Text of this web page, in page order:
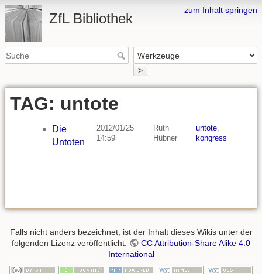
zum Inhalt springen
ZfL Bibliothek
>
TAG: untote
Die
Untoten
2012/01/25
14:59
Ruth
Hübner
untote,
kongress
Falls nicht anders bezeichnet, ist der Inhalt dieses Wikis unter der
folgenden Lizenz veröffentlicht:
CC Attribution-Share Alike 4.0
International